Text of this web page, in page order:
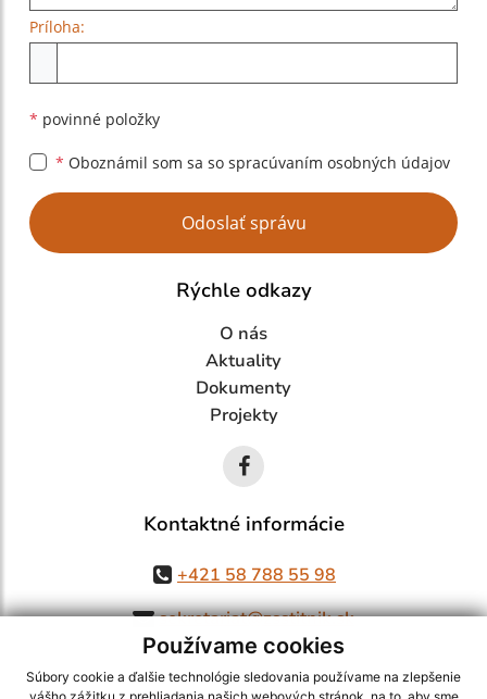
Používame cookies
Súbory cookie a ďalšie technológie sledovania používame na zlepšenie
Príloha:
* povinné položky
* Oboznámil som sa so spracúvaním osobných údajov
Google reCaptcha Response
Odoslať správu
Rýchle odkazy
O nás
Aktuality
Dokumenty
Projekty
Kontaktné informácie
+421 58 788 55 98
sekretariat@zsstitnik.sk